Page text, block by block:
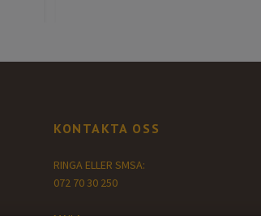
KONTAKTA OSS
RINGA ELLER SMSA:
072 70 30 250